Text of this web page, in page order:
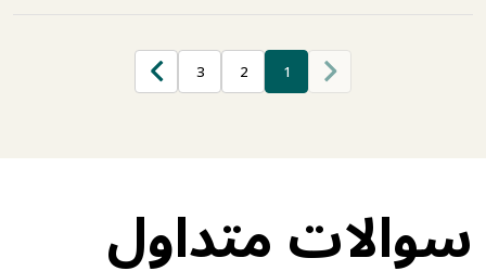
1
2
3
سوالات متداول